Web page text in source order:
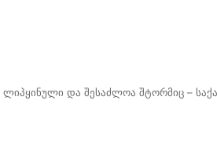
ლიპყინული და შესაძლოა შტორმიც –